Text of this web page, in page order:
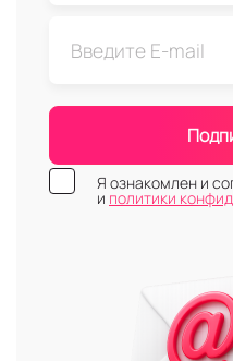
Я ознакомлен и
и политики